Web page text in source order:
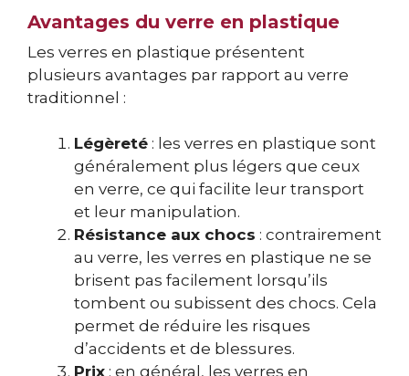
Avantages du verre en plastique
Les verres en plastique présentent
plusieurs avantages par rapport au verre
traditionnel :
Légèreté : les verres en plastique sont
généralement plus légers que ceux
en verre, ce qui facilite leur transport
et leur manipulation.
Résistance aux chocs : contrairement
au verre, les verres en plastique ne se
brisent pas facilement lorsqu’ils
tombent ou subissent des chocs. Cela
permet de réduire les risques
d’accidents et de blessures.
Prix : en général, les verres en